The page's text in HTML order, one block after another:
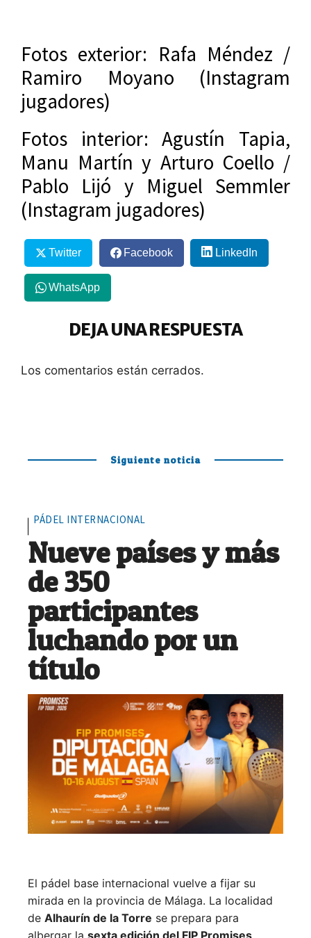
Fotos exterior: Rafa Méndez /
Ramiro Moyano (Instagram
jugadores)
Fotos interior: Agustín Tapia,
Manu Martín y Arturo Coello /
Pablo Lijó y Miguel Semmler
(Instagram jugadores)
Twitter Facebook LinkedIn
WhatsApp
DEJA UNA RESPUESTA
Los comentarios están cerrados.
Siguiente noticia
PÁDEL INTERNACIONAL
Nueve países y más
de 350
participantes
luchando por un
título
El pádel base internacional vuelve a fijar su
mirada en la provincia de Málaga. La localidad
de Alhaurín de la Torre se prepara para
albergar la sexta edición del FIP Promises